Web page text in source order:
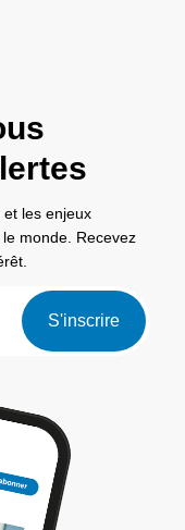
et les enjeux
monde. Recevez
S'inscrire